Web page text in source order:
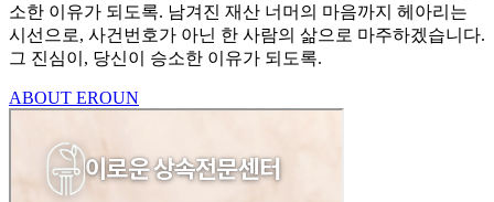
소한 이유가 되도록. 남겨진 재산 너머의 마음까지 헤아리는
시선으로, 사건번호가 아닌 한 사람의 삶으로 마주하겠습니다.
그 진심이, 당신이 승소한 이유가 되도록.
ABOUT EROUN